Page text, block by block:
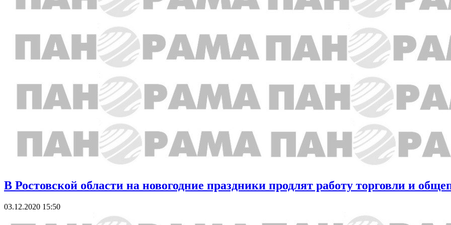
В Ростовской области на новогодние праздники продлят работу торговли и
03.12.2020 15:50